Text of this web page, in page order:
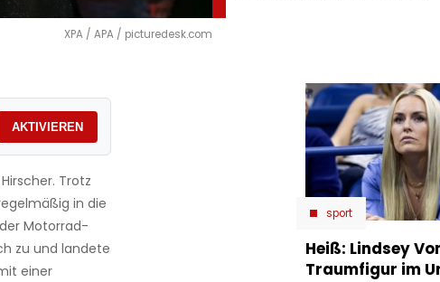
XPA / APA / picturedesk.com
AKTIVIEREN
Trotz
in die
Motorrad-
zu und landete
einer
sport
Heiß: Lindsey
Traumfigur im